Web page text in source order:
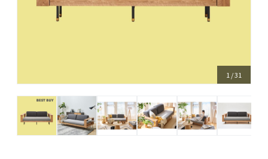
1 /31